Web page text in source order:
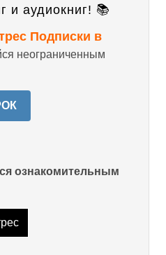
и аудиокниг! 📚
Подписки в
неограниченным
ознакомительным